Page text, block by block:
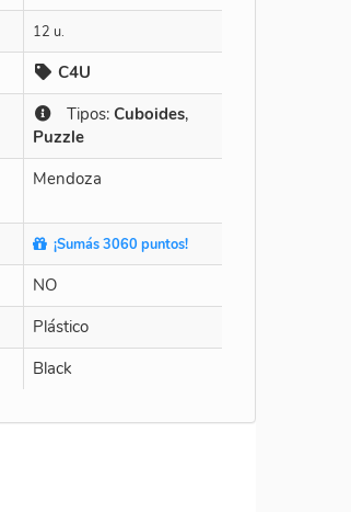
12 u.
C4U
Tipos: Cuboides,
Puzzle
Mendoza
¡Sumás 3060 puntos!
NO
Plástico
Black